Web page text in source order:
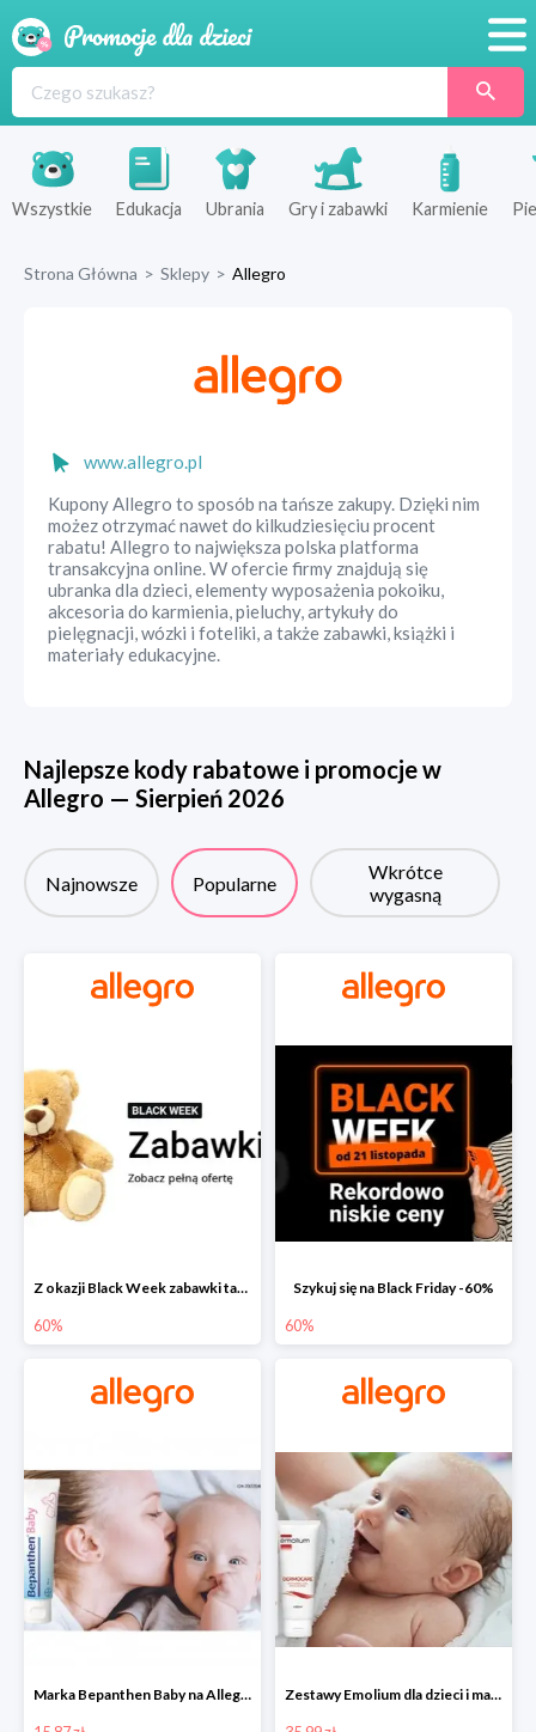
Produkty
Sklepy
Wszystkie Edukacja Ubrania Gry i zabawki Karmienie
Strona Główna > Sklepy > Allegro
www.allegro.pl
Kupony Allegro to sposób na tańsze zakupy. Dzięki nim
możez otrzymać nawet do kilkudziesięciu procent
rabatu! Allegro to największa polska platforma
transakcyjna online. W ofercie firmy znajdują się
ubranka dla dzieci, elementy wyposażenia pokoiku,
akcesoria do karmienia, pieluchy, artykuły do
pielęgnacji, wózki i foteliki, a także zabawki, książki i
materiały edukacyjne.
Najlepsze kody rabatowe i promocje w
Allegro — Sierpień 2026
Najnowsze Popularne
Wkrótce
wygasną
Z okazji Black Week zabawki taniej na allegro.pl
60%
Szykuj się na Black Friday -60%
60%
Marka Bepanthen Baby na Allegro od 15,87 zł! Zestawy Emolium dla dzieci i mam na Allegro od 35,99 zł